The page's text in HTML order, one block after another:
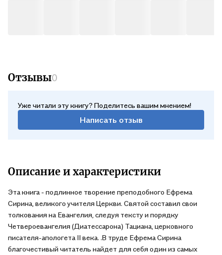
Отзывы0
Уже читали эту книгу? Поделитесь вашим мнением!
Написать отзыв
Описание и характеристики
Эта книга - подлинное творение преподобного Ефрема
Сирина, великого учителя Церкви. Святой составил свои
толкования на Евангелия, следуя тексту и порядку
Четвероевангелия (Диатессарона) Тациана, церковного
писателя-апологета II века. .В труде Ефрема Сирина
благочестивый читатель найдет для себя один из самых